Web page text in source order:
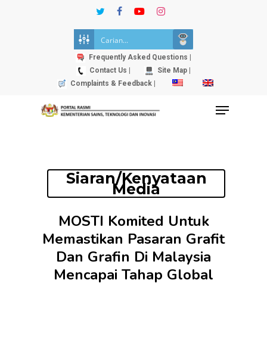
twitterfacebookyoutubeinstagram
Frequently Asked Questions |
Contact Us |
Site Map |
Complaints & Feedback |
Menu
Siaran/Kenyataan
Media
MOSTI Komited Untuk
Memastikan Pasaran Grafit
Dan Grafin Di Malaysia
Mencapai Tahap Global